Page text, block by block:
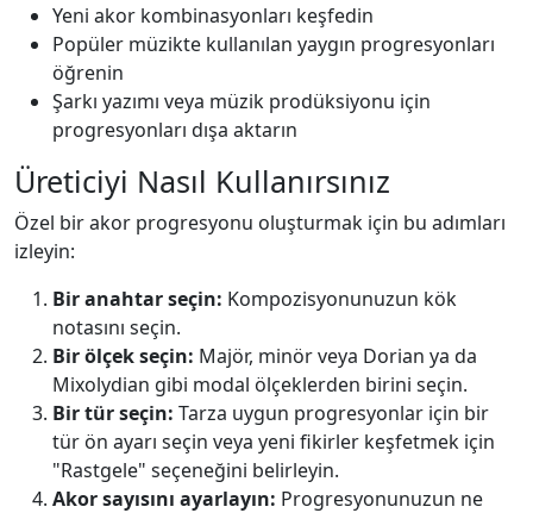
Yeni akor kombinasyonları keşfedin
Popüler müzikte kullanılan yaygın progresyonları
öğrenin
Şarkı yazımı veya müzik prodüksiyonu için
progresyonları dışa aktarın
Üreticiyi Nasıl Kullanırsınız
Özel bir akor progresyonu oluşturmak için bu adımları
izleyin:
Bir anahtar seçin: Kompozisyonunuzun kök
notasını seçin.
Bir ölçek seçin: Majör, minör veya Dorian ya da
Mixolydian gibi modal ölçeklerden birini seçin.
Bir tür seçin: Tarza uygun progresyonlar için bir
tür ön ayarı seçin veya yeni fikirler keşfetmek için
"Rastgele" seçeneğini belirleyin.
Akor sayısını ayarlayın: Progresyonunuzun ne